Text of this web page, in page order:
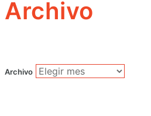
Archivo
Archivo